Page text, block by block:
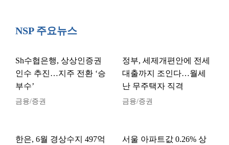
NSP 주요뉴스
Sh수협은행, 상상인증권
인수 추진…지주 전환 ‘승
부수’
금융/증권
정부, 세제개편안에 전세
대출까지 조인다…월세
난 무주택자 직격
금융/증권
한은, 6월 경상수지 497억
서울 아파트값 0.26% 상